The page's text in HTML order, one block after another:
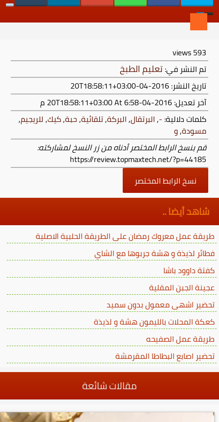
593
views
تم النشر في:تعليم الطبخ
تاريخ النشر: 2016-04-20T18:58:11+03:00
آخر تعديل:2016-04-20T18:58:11+03:00
At 6:58 م
كلمات دلالية: -
,البرتقال,البركة,تلقائية,حبة,كيك,للريجيم,
مسودة,و
قم بنسخ الرابط المختصر أدناه من زر النسخ لمشاركته:
https://review.topmaxtech.net/?p=44185
نسخ الرابط المختصر
شاهد أيضا ..
طريقة عمل معروك رمضان على الطريقة الحلبية الاصلية
فطائر لذيذة و هشة جربوها مع الشاي
كفتة داوود باشا
عجينة الجبن المقلية
تحضير اشهى معمول بدون سميد
كعكة المحلات بالليمون هشة و لذيذة
طريقة عمل الصفيحه
تحضير اصابع البطاطا المقرمشة
مقالات شائعة